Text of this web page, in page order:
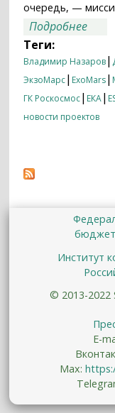
очередь, —
Подробнее
Теги:
Владимир Назаров|
ЭкзоМарс| ExoMars|
ГК Роскосмос| ЕКА|
новости проектов
Институт
© 2013-2022
E-
Max: